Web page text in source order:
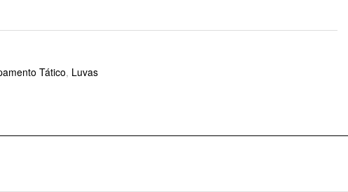
Tático, Luvas